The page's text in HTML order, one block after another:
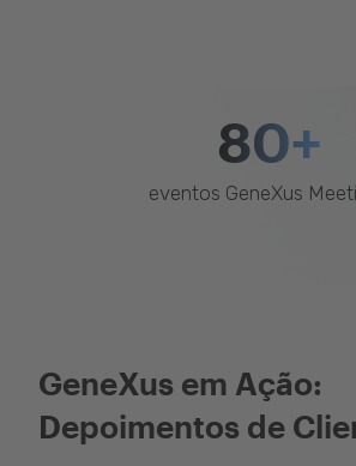
80+
eventos GeneXus
GeneXus em Ação:
Depoimentos de